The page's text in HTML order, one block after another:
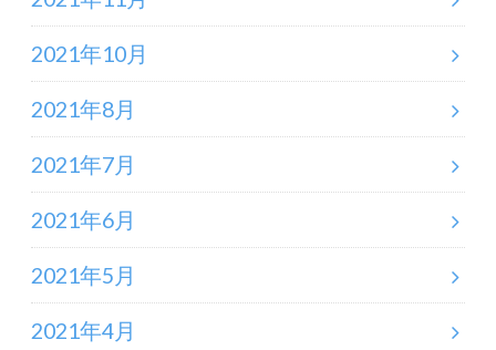
2021年10月
2021年8月
2021年7月
2021年6月
2021年5月
2021年4月